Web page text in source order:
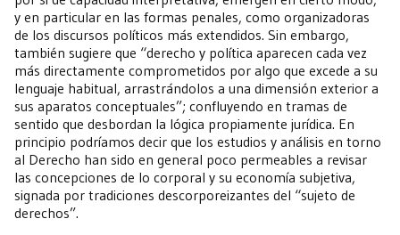
y en particular en las formas penales, como organizadoras
de los discursos políticos más extendidos. Sin embargo,
también sugiere que “derecho y política aparecen cada vez
más directamente comprometidos por algo que excede a su
lenguaje habitual, arrastrándolos a una dimensión exterior a
sus aparatos conceptuales”; confluyendo en tramas de
sentido que desbordan la lógica propiamente jurídica. En
principio podríamos decir que los estudios y análisis en torno
al Derecho han sido en general poco permeables a revisar
las concepciones de lo corporal y su economía subjetiva,
signada por tradiciones descorporeizantes del “sujeto de
derechos”.